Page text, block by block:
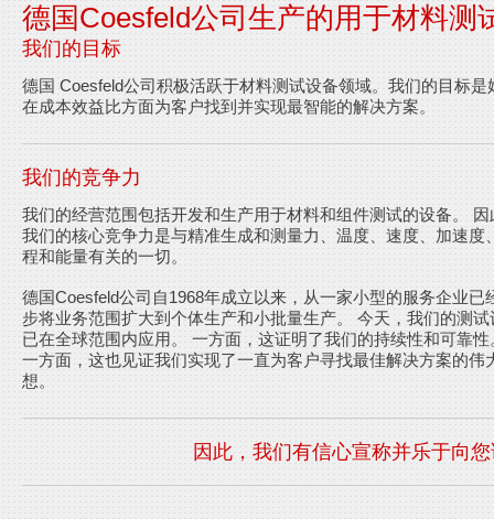
德国Coesfeld公司生产的用于材料测
我们的目标
德国 Coesfeld公司积极活跃于材料测试设备领域。我们的目标是
在成本效益比方面为客户找到并实现最智能的解决方案。
我们的竞争力
我们的经营范围包括开发和生产用于材料和组件测试的设备。 因
我们的核心竞争力是与精准生成和测量力、温度、速度、加速度
程和能量有关的一切。
德国Coesfeld公司自1968年成立以来，从一家小型的服务企业已
步将业务范围扩大到个体生产和小批量生产。 今天，我们的测试
已在全球范围内应用。 一方面，这证明了我们的持续性和可靠性
一方面，这也见证我们实现了一直为客户寻找最佳解决方案的伟
想。
因此，我们有信心宣称并乐于向